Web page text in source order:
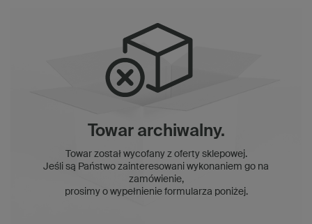
Towar archiwalny.
Towar został wycofany z oferty sklepowej.
Jeśli są Państwo zainteresowani wykonaniem go na
zamówienie,
prosimy o wypełnienie formularza poniżej.